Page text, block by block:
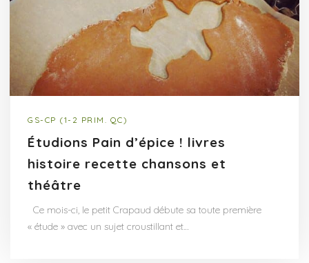
GS-CP (1-2 PRIM. QC)
Étudions Pain d’épice ! livres
histoire recette chansons et
théâtre
Ce mois-ci, le petit Crapaud débute sa toute première
« étude » avec un sujet croustillant et…